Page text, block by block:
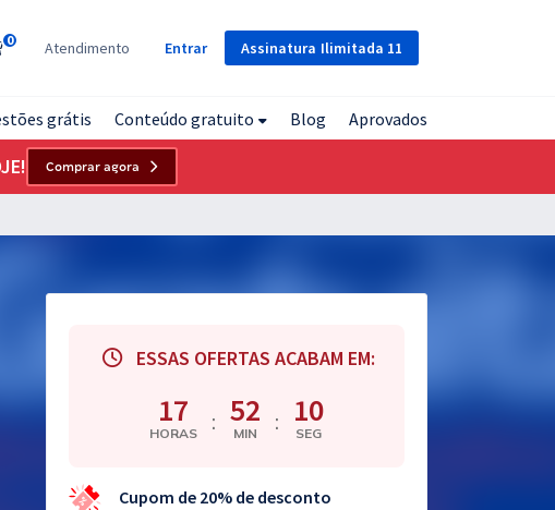
Assinatura Ilimitada 11
0 Atendimento Entrar
grátis Conteúdo gratuito Blog Aprovados
Comprar agora
ESSAS OFERTAS ACABAM EM:
17
HORAS : 52
MIN : 09
SEG
Cupom de 20% de desconto